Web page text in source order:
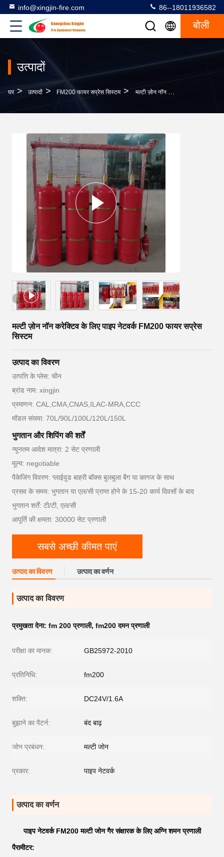
info@xingjin-fire.com 86--18011936582
बोली
उत्पादों
घर > उत्पादों > FM200 फायर सप्रेस सिस्टम > मल्टी ज़ोन नॉन करेक्टिव के लिए पाइप नेटवर्क FM200 फायर सप्रेस सिस्टम
मल्टी ज़ोन नॉन करेक्टिव के लिए पाइप नेटवर्क FM200 फायर सप्रेस
सिस्टम
उत्पाद का विवरण
उत्पत्ति के प्लेस: चीन
ब्रांड नाम: xingjin
प्रमाणन: CAL,CMA,CNAS,ILAC-MRA,CCC
मॉडल संख्या: 70L/90L/100L/120L/150L
भुगतान और शिपिंग की शर्तें
न्यूनतम आदेश मात्रा: 2 सेट प्रणाली
मूल्य: negotiable
पैकेजिंग विवरण: प्लाईवुड बाहरी बॉक्स बुलबुला बैग या कागज के साथ
प्रसव के समय: भुगतान या एल/सी प्राप्त होने के 15-20 कार्य दिवसों के बाद
भुगतान शर्तें: टी/टी, एल/सी
आपूर्ति की क्षमता: 30000 सेट प्रणाली
सबसे अच्छी कीमत पाएं
उत्पाद का विवरण उत्पाद का वर्णन
उत्पाद का विवरण
प्रमुखता देना: fm 200 प्रणाली, fm200 दमन प्रणाली
परीक्षा का मानक: GB25972-2010
प्रतिनिधि: fm200
शक्ति: DC24V/1.6A
बुझाने का पैटर्न: बंद बाढ़
जोन प्रबंधन: मल्टी जोन
प्रकार: पाइप नेटवर्क
उत्पाद का वर्णन
पाइप नेटवर्क FM200 मल्टी जोन गैर संक्षारक के लिए अग्नि शमन प्रणाली
पैरामीटर: